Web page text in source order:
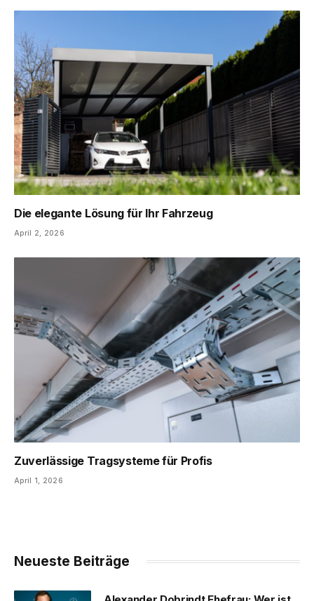
Die elegante Lösung für Ihr Fahrzeug
April 2, 2026
Zuverlässige Tragsysteme für Profis
April 1, 2026
Neueste Beiträge